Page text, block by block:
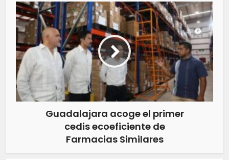
Guadalajara acoge el primer
cedis ecoeficiente de
Farmacias Similares